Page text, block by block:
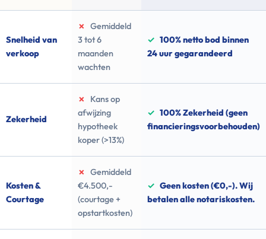
Snelheid van
verkoop
✗
Gemiddeld
3 tot 6
maanden
wachten
✓ 100% netto bod binnen
24 uur gegarandeerd
Zekerheid
✗
Kans op
afwijzing
hypotheek
koper (>13%)
✓ 100% Zekerheid (geen
financieringsvoorbehouden)
Kosten &
Courtage
✗
Gemiddeld
€4.500,-
(courtage +
opstartkosten)
✓ Geen kosten (€0,-). Wij
betalen alle notariskosten.